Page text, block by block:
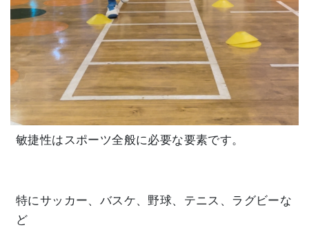
敏捷性はスポーツ全般に必要な要素です。
特にサッカー、バスケ、野球、テニス、ラグビーな
ど